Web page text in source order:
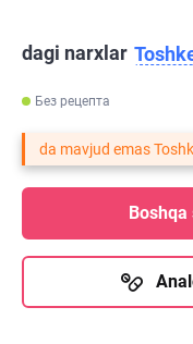
dagi narxlar
Без рецепта
da mavjud emas